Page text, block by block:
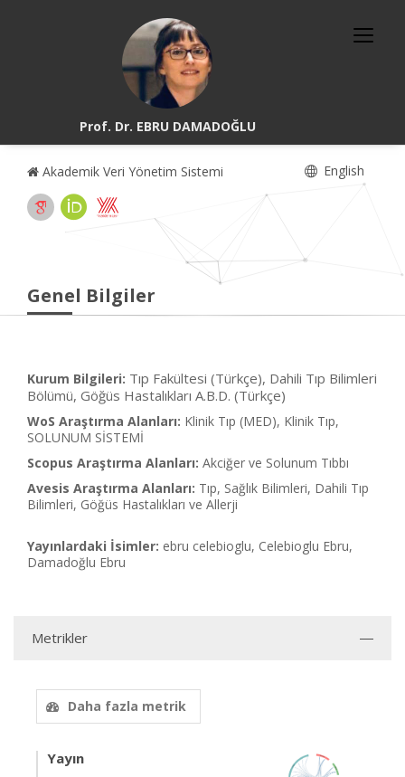
Prof. Dr. EBRU DAMADOĞLU
Akademik Veri Yönetim Sistemi English
Genel Bilgiler
Kurum Bilgileri: Tıp Fakültesi (Türkçe), Dahili Tıp Bilimleri
Bölümü, Göğüs Hastalıkları A.B.D. (Türkçe)
WoS Araştırma Alanları: Klinik Tıp (MED), Klinik Tıp,
SOLUNUM SİSTEMİ
Scopus Araştırma Alanları: Akciğer ve Solunum Tıbbı
Avesis Araştırma Alanları: Tıp, Sağlık Bilimleri, Dahili Tıp
Bilimleri, Göğüs Hastalıkları ve Allerji
Yayınlardaki İsimler: ebru celebioglu, Celebioglu Ebru,
Damadoğlu Ebru
Metrikler
Daha fazla metrik
Yayın